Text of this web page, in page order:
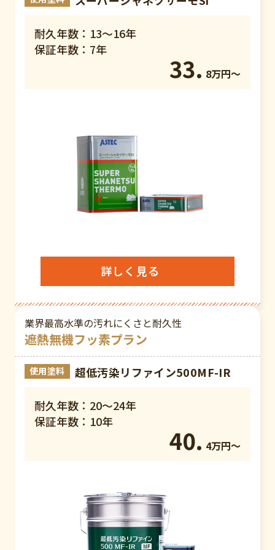
耐久年数：13～16年
保証年数：7年
33. 8万円〜
詳しく見る
業界最高水準の汚れにくさと耐久性
遮熱無機フッ素プラン
使用塗料 超低汚染リファイン500MF-IR
耐久年数：20～24年
保証年数：10年
40. 4万円〜